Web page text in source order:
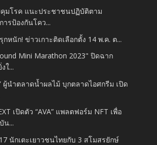
มโรค แนะประชาชนปฏิบัติตาม
ารป้องกันโคว...
กหนัก! ข่าวเกาะติดเลือกตั้ง 14 พ.ค. ต...
Mini Marathon 2023" ปิดฉาก
ใ...
ผู้นำตลาดน้ำผลไม้ บุกตลาดไอศกรีม เปิด
เปิดตัว “AVA” แพลตฟอร์ม NFT เพื่อ
น...
นักเตะเยาวชนไทยกับ 3 สโมสรยักษ์